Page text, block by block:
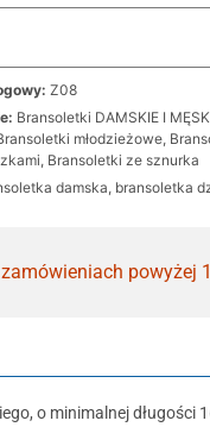
Z08
Bransoletki DAMSKIE I
młodzieżowe,
, Bransoletki ze sznurka
damska, bransoletka
powyżej
o minimalnej